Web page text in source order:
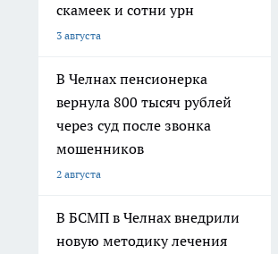
скамеек и сотни урн
3 августа
В Челнах пенсионерка
вернула 800 тысяч рублей
через суд после звонка
мошенников
2 августа
В БСМП в Челнах внедрили
новую методику лечения